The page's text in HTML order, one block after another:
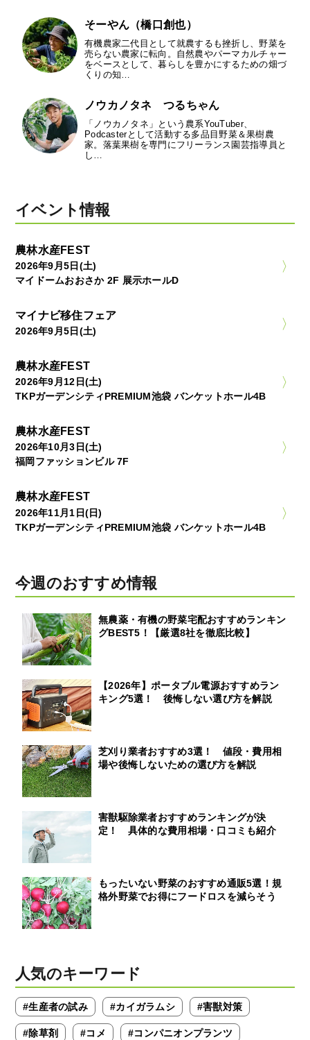
そーやん（橋口創也）
有機農家二代目として就農するも挫折し、野菜を
売らない農家に転向。自然農やパーマカルチャー
をベースとして、暮らしを豊かにするための畑づ
くりの知…
ノウカノタネ つるちゃん
「ノウカノタネ」という農系YouTuber、
Podcasterとして活動する多品目野菜＆果樹農
家。落葉果樹を専門にフリーランス園芸指導員と
し…
イベント情報
農林水産FEST
2026年9月5日(土)
マイドームおおさか 2F 展示ホールD
マイナビ移住フェア
2026年9月5日(土)
農林水産FEST
2026年9月12日(土)
TKPガーデンシティPREMIUM池袋 バンケットホール4B
農林水産FEST
2026年10月3日(土)
福岡ファッションビル 7F
農林水産FEST
2026年11月1日(日)
TKPガーデンシティPREMIUM池袋 バンケットホール4B
今週のおすすめ情報
無農薬・有機の野菜宅配おすすめランキン
グBEST5！【厳選8社を徹底比較】
【2026年】ポータブル電源おすすめラン
キング5選！ 後悔しない選び方を解説
芝刈り業者おすすめ3選！ 値段・費用相
場や後悔しないための選び方を解説
害獣駆除業者おすすめランキングが決
定！ 具体的な費用相場・口コミも紹介
もったいない野菜のおすすめ通販5選！規
格外野菜でお得にフードロスを減らそう
人気のキーワード
#生産者の試み #カイガラムシ #害獣対策
#除草剤 #コメ #コンパニオンプランツ